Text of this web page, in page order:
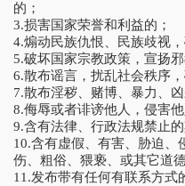
的；
3.损害国家荣誉和利益的；
4.煽动民族仇恨、民族歧视
5.破坏国家宗教政策，宣扬
6.散布谣言，扰乱社会秩序
7.散布淫秽、赌博、暴力、
8.侮辱或者诽谤他人，侵害
9.含有法律、行政法规禁止的
10.含有虚假、有害、胁迫、
伤、粗俗、猥亵、或其它道
11.发布带有任何有联系方式